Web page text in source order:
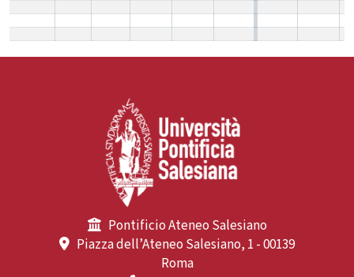
Pontificio Ateneo Salesiano
Piazza dell’Ateneo Salesiano, 1 - 00139
Roma